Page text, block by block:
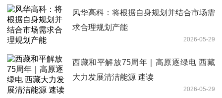
风华高科：将根据自身规划并结合市场需
求合理规划产能
2026-05-29
西藏和平解放75周年｜高原逐绿电 西藏
大力发展清洁能源 速读
2026-05-29